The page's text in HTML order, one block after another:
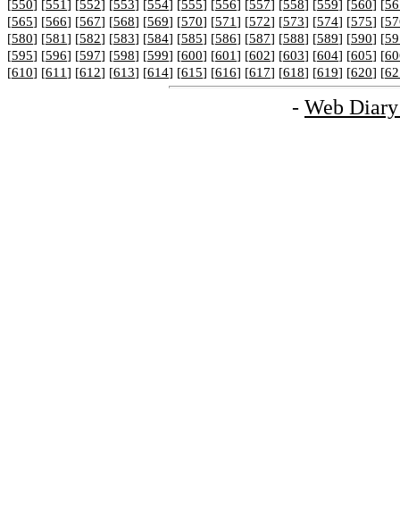
[550] [551] [552] [553] [554] [555] [556] [557] [558] [559] [560] [
[565] [566] [567] [568] [569] [570] [571] [572] [573] [574] [575] [
[580] [581] [582] [583] [584] [585] [586] [587] [588] [589] [590] [
[595] [596] [597] [598] [599] [600] [601] [602] [603] [604] [605] [
[610] [611] [612] [613] [614] [615] [616] [617] [618] [619] [620] [
- Web